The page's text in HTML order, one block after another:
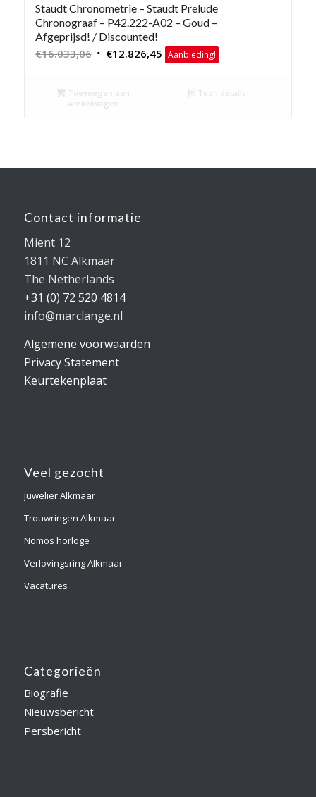
Staudt Chronometrie – Staudt Prelude
Chronograaf – P42.222-A02 – Goud –
Afgeprijsd! / Discounted!
€16.033,06 Oorspronkelijke
€16.033,06.
€12.826,45Huidige
prijs
€12.826,45.
Aanbieding!
Toevoegen aan
winkelwagen
Toon details
Contact informatie
Mient 12
1811 NC Alkmaar
The Netherlands
+31 (0) 72 520 4814
info@marclange.nl
Algemene voorwaarden
Privacy Statement
Keurtekenplaat
Veel gezocht
Juwelier Alkmaar
Trouwringen Alkmaar
Nomos horloge
Verlovingsring Alkmaar
Vacatures
Categorieën
Biografie
Nieuwsbericht
Persbericht